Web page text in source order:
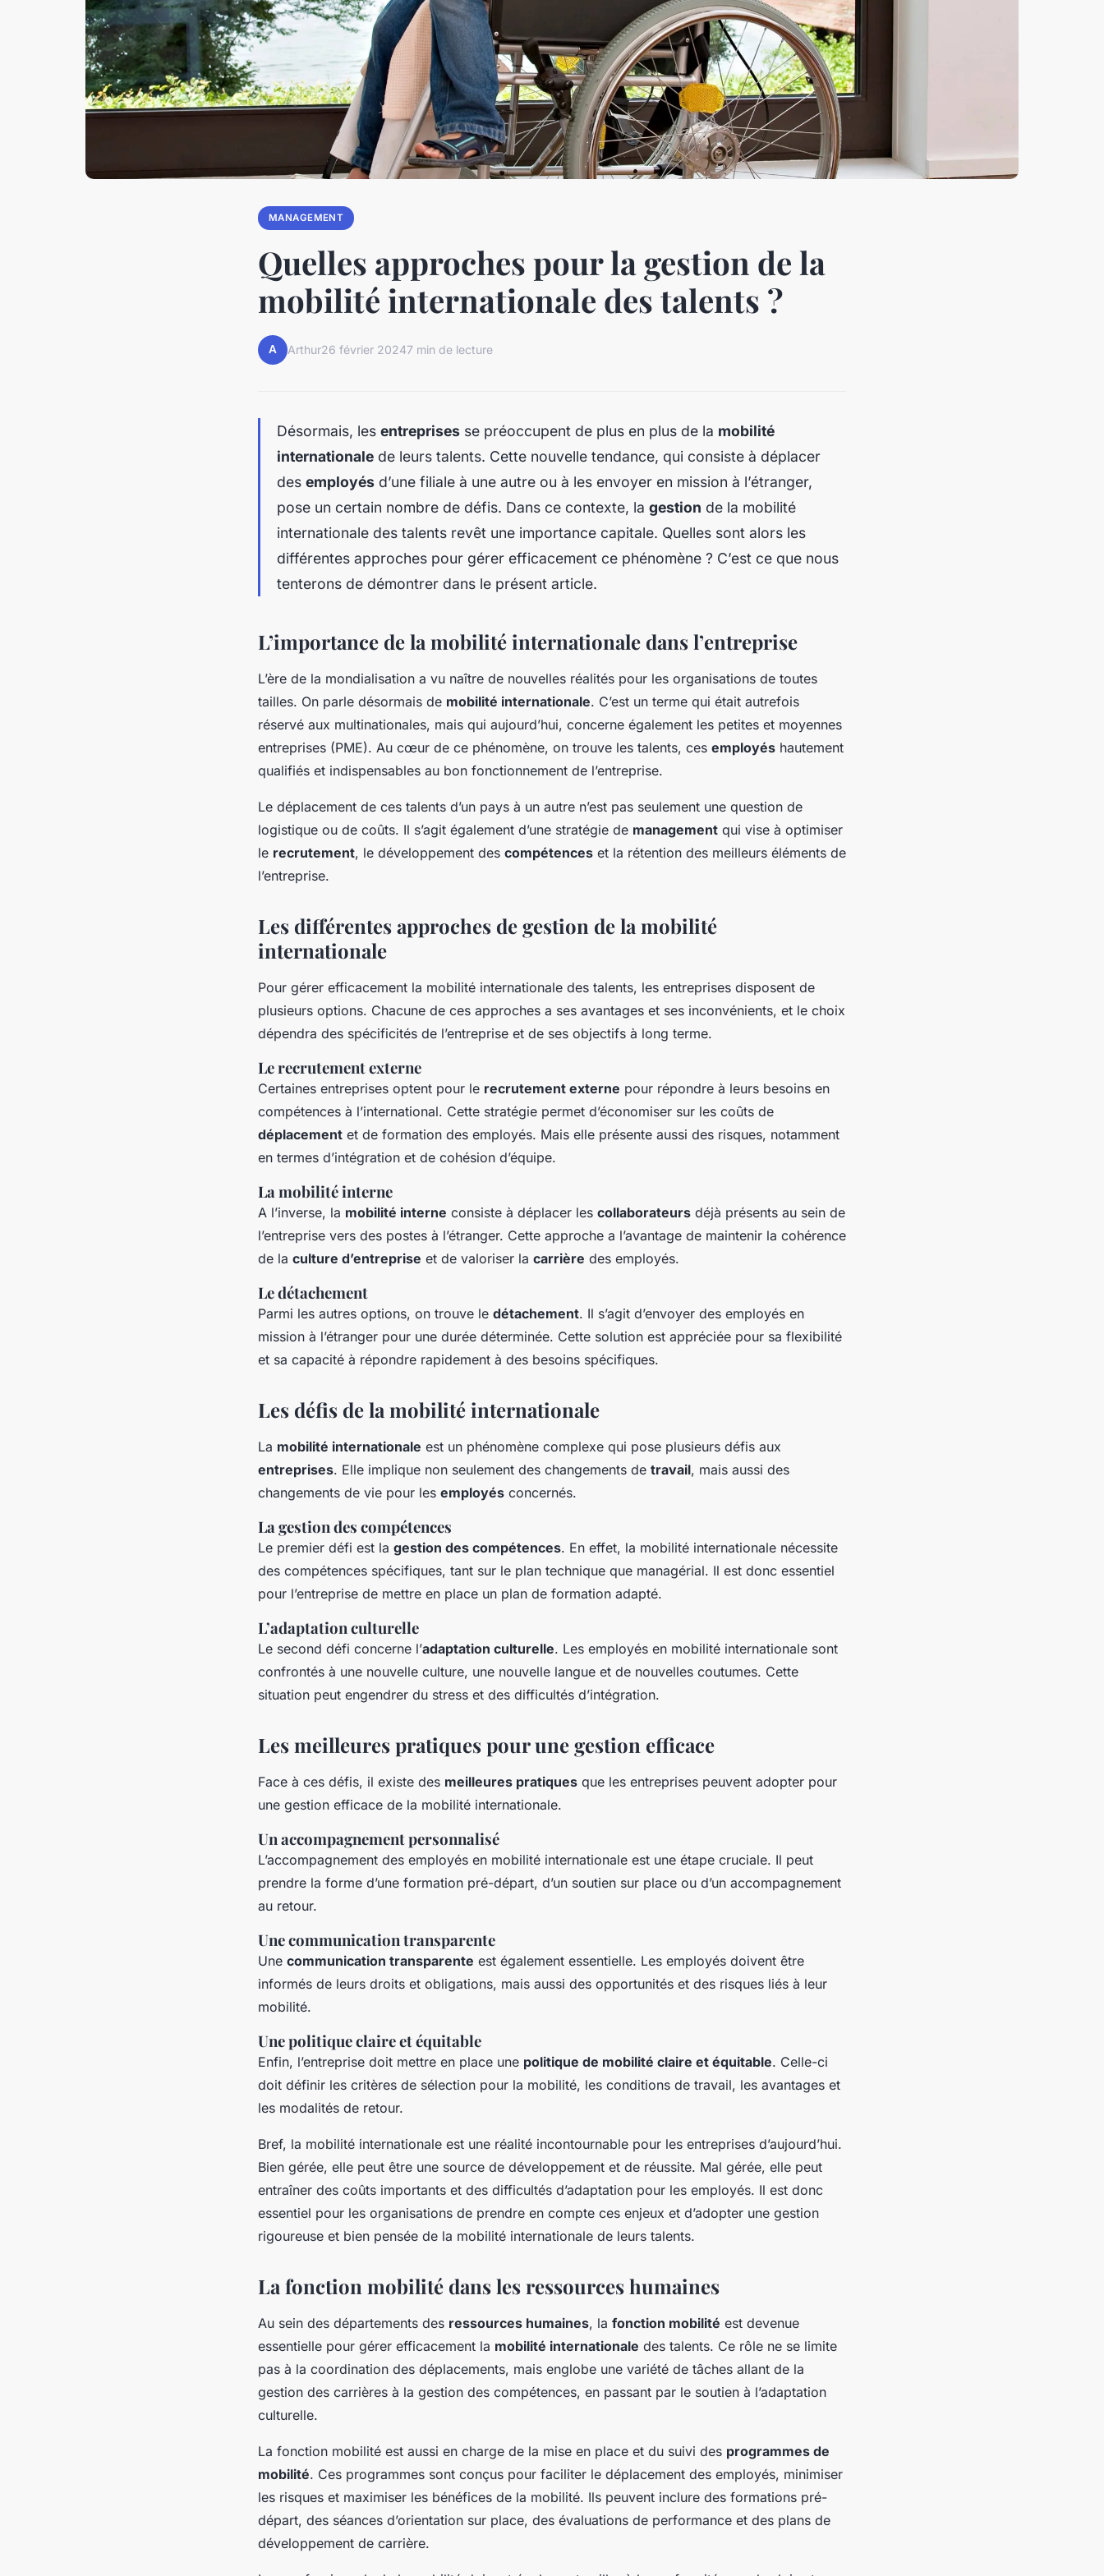
MANAGEMENT
Quelles approches pour la gestion de la
mobilité internationale des talents ?
A Arthur26 février 20247 min de lecture
Désormais, les entreprises se préoccupent de plus en plus de la mobilité
internationale de leurs talents. Cette nouvelle tendance, qui consiste à déplacer
des employés d’une filiale à une autre ou à les envoyer en mission à l’étranger,
pose un certain nombre de défis. Dans ce contexte, la gestion de la mobilité
internationale des talents revêt une importance capitale. Quelles sont alors les
différentes approches pour gérer efficacement ce phénomène ? C’est ce que nous
tenterons de démontrer dans le présent article.
L’importance de la mobilité internationale dans l’entreprise
L’ère de la mondialisation a vu naître de nouvelles réalités pour les organisations de toutes
tailles. On parle désormais de mobilité internationale. C’est un terme qui était autrefois
réservé aux multinationales, mais qui aujourd’hui, concerne également les petites et moyennes
entreprises (PME). Au cœur de ce phénomène, on trouve les talents, ces employés hautement
qualifiés et indispensables au bon fonctionnement de l’entreprise.
Le déplacement de ces talents d’un pays à un autre n’est pas seulement une question de
logistique ou de coûts. Il s’agit également d’une stratégie de management qui vise à optimiser
le recrutement, le développement des compétences et la rétention des meilleurs éléments de
l’entreprise.
Les différentes approches degestion de la mobilité
internationale
Pour gérer efficacement la mobilité internationale des talents, les entreprises disposent de
plusieurs options. Chacune de ces approches a ses avantages et ses inconvénients, et le choix
dépendra des spécificités de l’entreprise et de ses objectifs à long terme.
Le recrutement externe
Certaines entreprises optent pour le recrutement externe pour répondre à leurs besoins en
compétences à l’international. Cette stratégie permet d’économiser sur les coûts de
déplacement et de formation des employés. Mais elle présente aussi des risques, notamment
en termes d’intégration et de cohésion d’équipe.
La mobilité interne
A l’inverse, la mobilité interne consiste à déplacer les collaborateurs déjà présents au sein de
l’entreprise vers des postes à l’étranger. Cette approche a l’avantage de maintenir la cohérence
de la culture d’entreprise et de valoriser la carrière des employés.
Le détachement
Parmi les autres options, on trouve le détachement. Il s’agit d’envoyer des employés en
mission à l’étranger pour une durée déterminée. Cette solution est appréciée pour sa flexibilité
et sa capacité à répondre rapidement à des besoins spécifiques.
Les défis de la mobilité internationale
La mobilité internationale est un phénomène complexe qui pose plusieurs défis aux
entreprises. Elle implique non seulement des changements de travail, mais aussi des
changements de vie pour les employés concernés.
La gestion des compétences
Le premier défi est la gestion des compétences. En effet, la mobilité internationale nécessite
des compétences spécifiques, tant sur le plan technique que managérial. Il est donc essentiel
pour l’entreprise de mettre en place un plan de formation adapté.
L’adaptation culturelle
Le second défi concerne l’adaptation culturelle. Les employés en mobilité internationale sont
confrontés à une nouvelle culture, une nouvelle langue et de nouvelles coutumes. Cette
situation peut engendrer du stress et des difficultés d’intégration.
Les meilleures pratiques pour une gestion efficace
Face à ces défis, il existe des meilleures pratiques que les entreprises peuvent adopter pour
une gestion efficace de la mobilité internationale.
Un accompagnement personnalisé
L’accompagnement des employés en mobilité internationale est une étape cruciale. Il peut
prendre la forme d’une formation pré-départ, d’un soutien sur place ou d’un accompagnement
au retour.
Une communication transparente
Une communication transparente est également essentielle. Les employés doivent être
informés de leurs droits et obligations, mais aussi des opportunités et des risques liés à leur
mobilité.
Une politique claire et équitable
Enfin, l’entreprise doit mettre en place une politique de mobilité claire et équitable. Celle-ci
doit définir les critères de sélection pour la mobilité, les conditions de travail, les avantages et
les modalités de retour.
Bref, la mobilité internationale est une réalité incontournable pour les entreprises d’aujourd’hui.
Bien gérée, elle peut être une source de développement et de réussite. Mal gérée, elle peut
entraîner des coûts importants et des difficultés d’adaptation pour les employés. Il est donc
essentiel pour les organisations de prendre en compte ces enjeux et d’adopter une gestion
rigoureuse et bien pensée de la mobilité internationale de leurs talents.
La fonction mobilité dans les ressources humaines
Au sein des départements des ressources humaines, la fonction mobilité est devenue
essentielle pour gérer efficacement la mobilité internationale des talents. Ce rôle ne se limite
pas à la coordination des déplacements, mais englobe une variété de tâches allant de la
gestion des carrières à la gestion des compétences, en passant par le soutien à l’adaptation
culturelle.
La fonction mobilité est aussi en charge de la mise en place et du suivi des programmes de
mobilité. Ces programmes sont conçus pour faciliter le déplacement des employés, minimiser
les risques et maximiser les bénéfices de la mobilité. Ils peuvent inclure des formations pré-
départ, des séances d’orientation sur place, des évaluations de performance et des plans de
développement de carrière.